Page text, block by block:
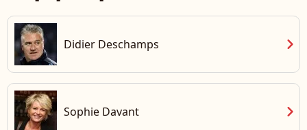
Didier Deschamps chevron_right
Sophie Davant chevron_right